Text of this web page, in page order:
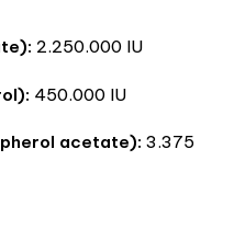
2.250.000 IU
450.000 IU
acetate): 3.375